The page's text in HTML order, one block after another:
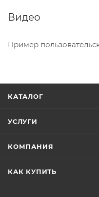
Видео
Пример
КАТАЛОГ
УСЛУГИ
КОМПАНИЯ
КАК КУПИТЬ